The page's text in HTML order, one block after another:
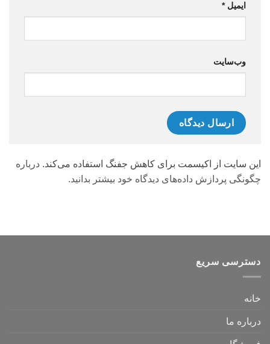
ایمیل*
وب‌سایت
این سایت از اکیسمت برای کاهش جفنگ استفاده می‌کند. درباره
چگونگی پردازش داده‌های دیدگاه خود بیشتر بدانید.
دسترسی سریع
خانه
درباره ما